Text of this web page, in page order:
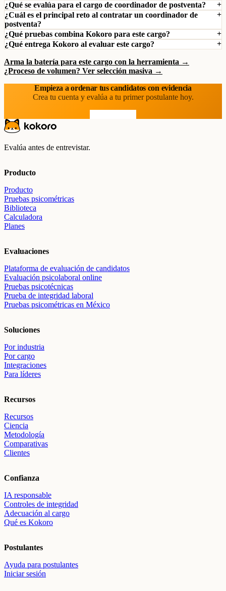
¿Qué se evalúa para el cargo de coordinador de postventa?
¿Cuál es el principal reto al contratar un coordinador de
postventa?
¿Qué pruebas combina Kokoro para este cargo?
¿Qué entrega Kokoro al evaluar este cargo?
Arma la batería para este cargo con la herramienta →
¿Proceso de volumen? Ver selección masiva →
Empieza a ordenar tus candidatos con evidencia
Crea tu cuenta y evalúa a tu primer postulante hoy.
Evalúa antes de entrevistar.
Producto
Producto
Pruebas psicométricas
Biblioteca
Calculadora
Planes
Evaluaciones
Plataforma de evaluación de candidatos
Evaluación psicolaboral online
Pruebas psicotécnicas
Prueba de integridad laboral
Pruebas psicométricas en México
Soluciones
Por industria
Por cargo
Integraciones
Para líderes
Recursos
Recursos
Ciencia
Metodología
Comparativas
Clientes
Confianza
IA responsable
Controles de integridad
Adecuación al cargo
Qué es Kokoro
Postulantes
Ayuda para postulantes
Iniciar sesión